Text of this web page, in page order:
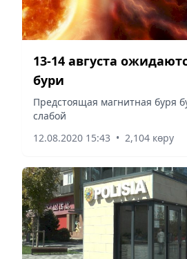
13-14 августа
бури
Предстоящая магнитная буря
слабой
12.08.2020 15:43 • 2,104 көру